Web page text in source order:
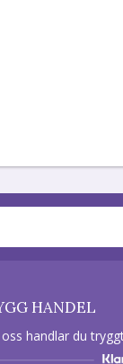
HANDEL
handlar du